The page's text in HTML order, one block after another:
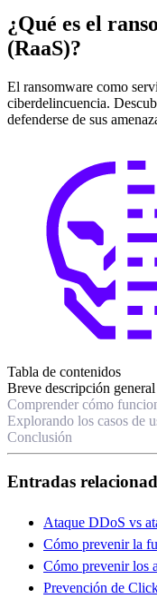
¿Qué es el
(RaaS)?
El ransomware como
ciberdelincuencia.
defenderse de sus
Tabla de contenidos
Breve descripción
Comprender cómo
Explorando los casos de
Conclusión
Entradas
Ataque DDoS vs
Cómo prevenir la
Cómo prevenir los
Prevención de